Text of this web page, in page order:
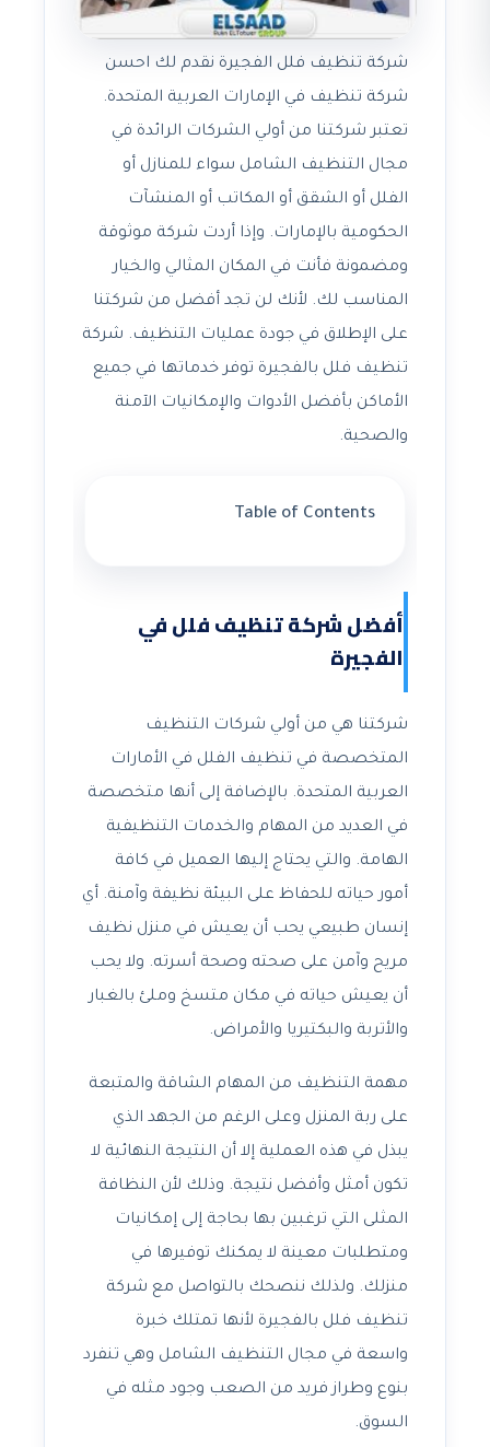
شركة تنظيف فلل الفجيرة نقدم لك احسن
شركة تنظيف في الإمارات العربية المتحدة.
تعتبر شركتنا من أولي الشركات الرائدة في
مجال التنظيف الشامل سواء للمنازل أو
الفلل أو الشقق أو المكاتب أو المنشآت
الحكومية بالإمارات. وإذا أردت شركة موثوقة
ومضمونة فأنت في المكان المثالي والخيار
المناسب لك. لأنك لن تجد أفضل من شركتنا
على الإطلاق في جودة عمليات التنظيف. شركة
تنظيف فلل بالفجيرة توفر خدماتها في جميع
الأماكن بأفضل الأدوات والإمكانيات الآمنة
والصحية.
Table of Contents
أفضل شركة تنظيف فلل في
الفجيرة
شركتنا هي من أولي شركات التنظيف
المتخصصة في تنظيف الفلل في الأمارات
العربية المتحدة. بالإضافة إلى أنها متخصصة
في العديد من المهام والخدمات التنظيفية
الهامة. والتي يحتاج إليها العميل في كافة
أمور حياته للحفاظ على البيئة نظيفة وآمنة. أي
إنسان طبيعي يحب أن يعيش في منزل نظيف
مريح وآمن على صحته وصحة أسرته. ولا يحب
أن يعيش حياته في مكان متسخ وملئ بالغبار
والأتربة والبكتيريا والأمراض.
مهمة التنظيف من المهام الشاقة والمتبعة
على ربة المنزل وعلى الرغم من الجهد الذي
يبذل في هذه العملية إلا أن النتيجة النهائية لا
تكون أمثل وأفضل نتيجة. وذلك لأن النظافة
المثلى التي ترغبين بها بحاجة إلى إمكانيات
ومتطلبات معينة لا يمكنك توفيرها في
منزلك. ولذلك ننصحك بالتواصل مع شركة
تنظيف فلل بالفجيرة لأنها تمتلك خبرة
واسعة في مجال التنظيف الشامل وهي تنفرد
بنوع وطراز فريد من الصعب وجود مثله في
السوق.